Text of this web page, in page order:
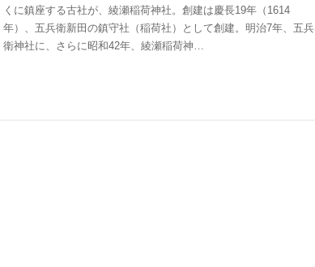
くに鎮座する古社が、綾瀬稲荷神社。創建は慶長19年（1614
年）、五兵衛新田の鎮守社（稲荷社）として創建。明治7年、五兵
衛神社に、さらに昭和42年、綾瀬稲荷神…